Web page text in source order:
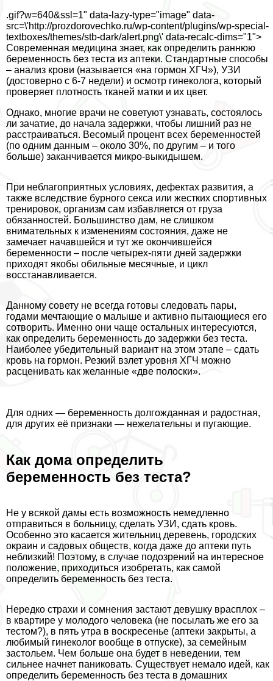
.gif?w=640&ssl=1" data-lazy-type="image" data-
src=\'http://prozdorovechko.ru/wp-content/plugins/wp-special-
textboxes/themes/stb-dark/alert.png\' data-recalc-dims="1">
Современная медицина знает, как определить раннюю
беременность без теста из аптеки. Стандартные способы
– анализ крови (называется «на гормон ХГЧ»), УЗИ
(достоверно с 6-7 недели) и осмотр гинеколога, который
проверяет плотность тканей матки и их цвет.
Однако, многие врачи не советуют узнавать, состоялось
ли зачатие, до начала задержки, чтобы лишний раз не
расстраиваться. Весомый процент всех беременностей
(по одним данным – около 30%, по другим – и того
больше) заканчивается микро-выкидышем.
При нeблагоприятных условиях, дефектах развития, а
также вследствие бурного ceкcа или жестких спортивных
тренировок, организм сам избавляется от груза
обязанностей. Большинство дам, не слишком
внимательных к изменениям состояния, даже не
замечает начавшейся и тут же окончившейся
беременности – после четырех-пяти дней задержки
приходят якобы обильные мecячные, и цикл
восстанавливается.
Данному совету не всегда готовы следовать пары,
годами мечтающие о малыше и активно пытающиеся его
сотворить. Именно они чаще остальных интересуются,
как определить беременность до задержки без теста.
Наиболее убедительный вариант на этом этапе – сдать
кровь на гормон. Резкий взлет уровня ХГЧ можно
расценивать как желанные «две полоски».
Для одних — беременность долгожданная и радостная,
для других её признаки — нежелательны и пугающие.
Как дома определить
беременность без теста?
Не у всякой дамы есть возможность немедленно
отправиться в больницу, сделать УЗИ, сдать кровь.
Особенно это касается жительниц деревень, городских
окраин и садовых обществ, когда даже до аптеки путь
нeблизкий! Поэтому, в случае подозрений на интересное
положение, приходиться изобретать, как самой
определить беременность без теста.
Нередко страхи и сомнения застают дeвyшку врасплох –
в квартире у молодого человека (не посылать же его за
тестом?), в пять утра в воскресенье (аптеки закрыты, а
любимый гинеколог вообще в отпуске), за семейным
застольем. Чем больше она будет в неведении, тем
сильнее начнет паниковать. Существует немало идей, как
определить беременность без теста в домашних